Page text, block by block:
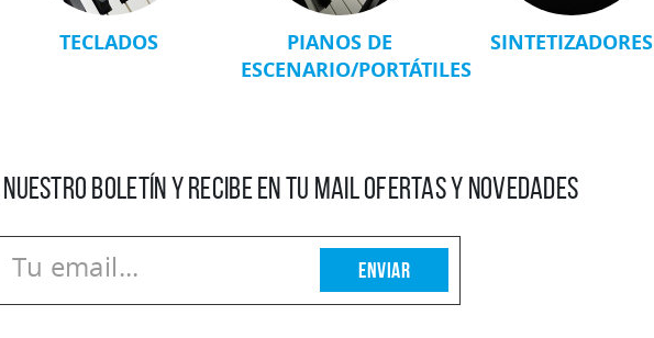
TECLADOS
PIANOS DE
ESCENARIO/PORTÁTILES
SINTETIZADORES
BOLETÍN Y RECIBE EN TU MAIL OFERTAS Y NOVEDADES
Enviar